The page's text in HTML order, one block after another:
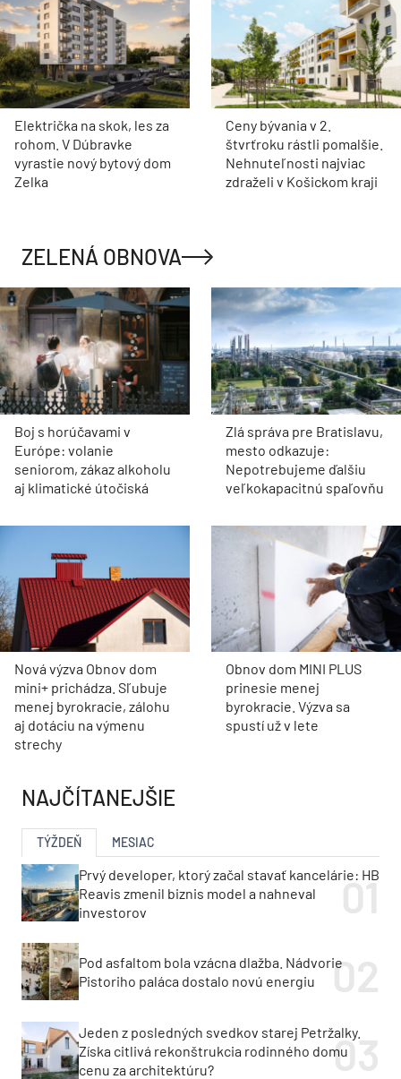
Električka na skok, les za
rohom. V Dúbravke
vyrastie nový bytový dom
Zelka
Ceny bývania v 2.
štvrťroku rástli pomalšie.
Nehnuteľnosti najviac
zdraželi v Košickom kraji
ZELENÁ OBNOVA
Boj s horúčavami v
Európe: volanie
seniorom, zákaz alkoholu
aj klimatické útočiská
Zlá správa pre Bratislavu,
mesto odkazuje:
Nepotrebujeme ďalšiu
veľkokapacitnú spaľovňu
Nová výzva Obnov dom
mini+ prichádza. Sľubuje
menej byrokracie, zálohu
aj dotáciu na výmenu
strechy
Obnov dom MINI PLUS
prinesie menej
byrokracie. Výzva sa
spustí už v lete
NAJČÍTANEJŠIE
TÝŽDEŇ MESIAC
Prvý developer, ktorý začal stavať kancelárie: HB
Reavis zmenil biznis model a nahneval
investorov
Pod asfaltom bola vzácna dlažba. Nádvorie
Pistoriho paláca dostalo novú energiu
Jeden z posledných svedkov starej Petržalky.
Získa citlivá rekonštrukcia rodinného domu
cenu za architektúru?